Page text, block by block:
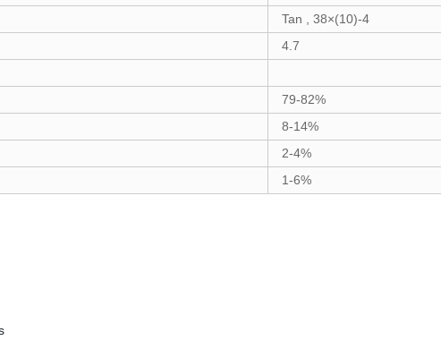
Tan , 38×(10)-4
4.7
79-82%
8-14%
2-4%
1-6%